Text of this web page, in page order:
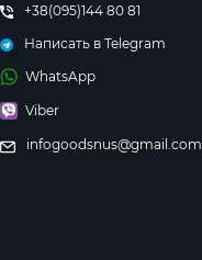
+38(095)144 80 81
Написать в Telegram
WhatsApp
Viber
infogoodsnus@gmail.com